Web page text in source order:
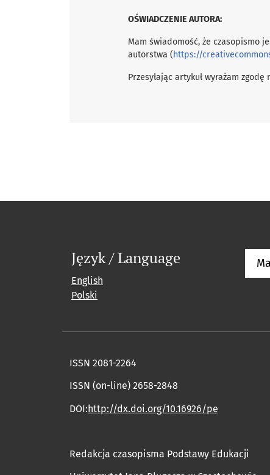
OŚWIADCZENIE AUTORA:
Mam świadomość, że czasopismo
autorstwa (https://
Przesyłając artykuł wyrażam
Język / Language
English
Polski
ISSN 2081-2264
ISSN (on-line) 2658-2848
DOI:http://dx.doi.org/10.16926/pe
Redakcja czasopisma Podstawy Edukacji